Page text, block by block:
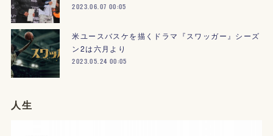
2023.06.07 00:05
米ユースバスケを描くドラマ『スワッガー』シーズ
ン2は六月より
2023.05.24 00:05
人生